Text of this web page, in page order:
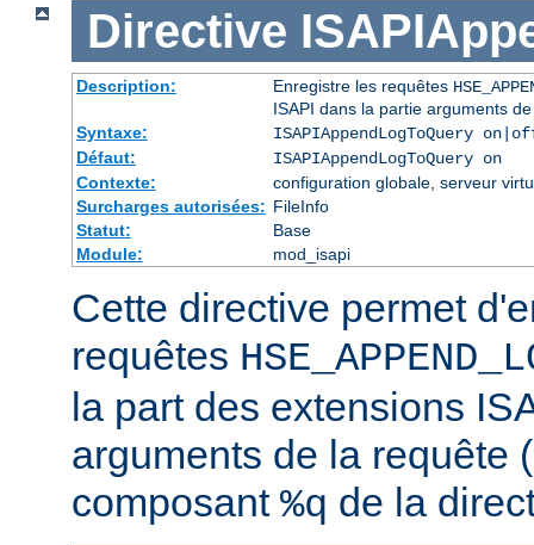
Directive
Description: Enregistre les requêtes
ISAPI dans la partie arguments
Syntaxe:
ISAPIAppendLogToQuery
Défaut:
ISAPIAppendLogToQuery on
Contexte:
configuration globale, serveur
Surcharges autorisées: FileInfo
Statut:
Base
Module:
mod_isapi
Cette directive permet
requêtes
la part des extensions
arguments de la requête
composant %q de la